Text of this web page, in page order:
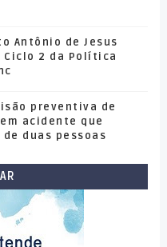
Antônio de Jesus
2 da Política
preventiva de
acidente que
duas pessoas